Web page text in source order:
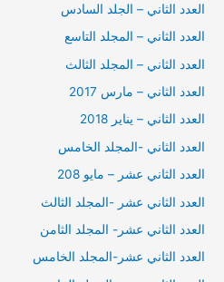
العدد الثاني – الجلد السادس
العدد الثاني – المجلد التاسع
العدد الثاني – المجلد الثالث
العدد الثاني – مارس 2017
العدد الثاني – يناير 2018
العدد الثاني -المجلد الخامس
العدد الثاني عشر – مايو 208
العدد الثاني عشر -المجلد الثالث
العدد الثاني عشر- المجلد الثامن
العدد الثاني عشر-المجلد الخامس